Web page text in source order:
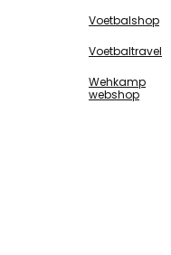
Voetbalshop
Voetbaltravel
Wehkamp
webshop